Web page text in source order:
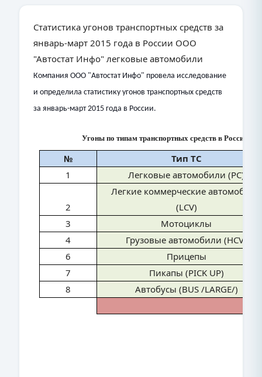
Статистика угонов транспортных средств за
январь-март 2015 года в России ООО
"Автостат Инфо" легковые автомобили
Компания ООО "Автостат Инфо" провела исследование
и определила статистику угонов транспортных средств
за январь-март 2015 года в России.
Угоны по типам транспортных средств в России за
№
Тип ТС
1
Легковые автомобили (PC)
2
Легкие коммерческие автомобили
(LCV)
3
Мотоциклы
4
Грузовые автомобили (HCV)
6
Прицепы
7
Пикапы (PICK UP)
8
Автобусы (BUS /LARGE/)